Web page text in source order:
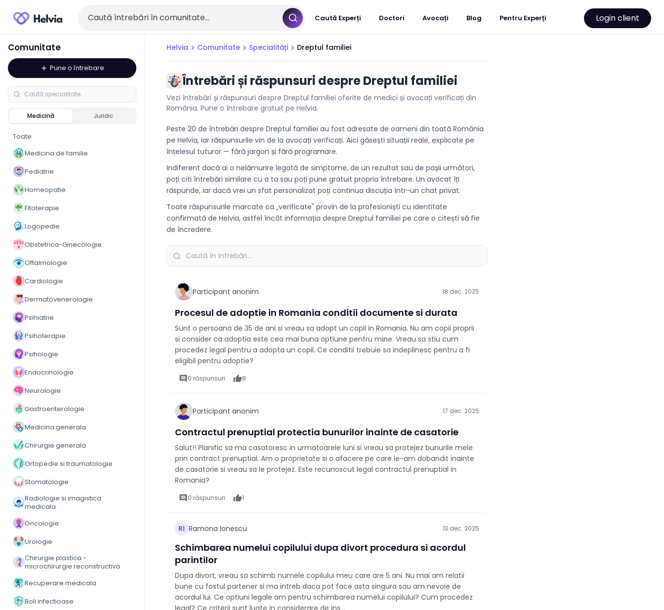
Caută Experți Doctori Avocați Blog Pentru Experți Login client
Comunitate
add Pune o întrebare
Medicină Juridic
Toate
Medicina de familie
Pediatrie
Homeopatie
Fitoterapie
Logopedie
Obstetrica-Ginecologie
Oftalmologie
Cardiologie
Dermatovenerologie
Psihiatrie
Psihoterapie
Psihologie
Endocrinologie
Neurologie
Gastroenterologie
Medicina generala
Chirurgie generala
Ortopedie si traumatologie
Stomatologie
Radiologie si imagistica
medicala
Oncologie
Urologie
Chirurgie plastica -
microchirurgie reconstructiva
Recuperare medicala
Boli infectioase
Helvia chevron_right Comunitate chevron_right Specialități chevron_right Dreptul familiei
Întrebări și răspunsuri despre Dreptul familiei
Vezi întrebări și răspunsuri despre Dreptul familiei oferite de medici și avocați verificați din
România. Pune o întrebare gratuit pe Helvia.
Peste 20 de întrebări despre Dreptul familiei au fost adresate de oameni din toată România
pe Helvia, iar răspunsurile vin de la avocați verificați. Aici găsești situații reale, explicate pe
înțelesul tuturor — fără jargon și fără programare.
Indiferent dacă ai o nelămurire legată de simptome, de un rezultat sau de pașii următori,
poți citi întrebări similare cu a ta sau poți pune gratuit propria întrebare. Un avocat îți
răspunde, iar dacă vrei un sfat personalizat poți continua discuția într-un chat privat.
Toate răspunsurile marcate ca „verificate" provin de la profesioniști cu identitate
confirmată de Helvia, astfel încât informația despre Dreptul familiei pe care o citești să fie
de încredere.
Participant anonim 18 dec. 2025
Procesul de adoptie in Romania conditii documente si durata
Sunt o persoana de 35 de ani si vreau sa adopt un copil in Romania. Nu am copii proprii
si consider ca adoptia este cea mai buna optiune pentru mine. Vreau sa stiu cum
procedez legal pentru a adopta un copil. Ce conditii trebuie sa indeplinesc pentru a fi
eligibil pentru adoptie?
comment 0 răspunsuri thumb_up8
Participant anonim 17 dec. 2025
Contractul prenuptial protectia bunurilor inainte de casatorie
Salut!! Planific sa ma casatoresc in urmatoarele luni si vreau sa protejez bunurile mele
prin contract prenuptial. Am o proprietate si o afacere pe care le-am dobandit inainte
de casatorie si vreau sa le protejez. Este recunoscut legal contractul prenuptial in
Romania?
comment 0 răspunsuri thumb_up1
RI Ramona Ionescu 13 dec. 2025
Schimbarea numelui copilului dupa divort procedura si acordul
parintilor
Dupa divort, vreau sa schimb numele copilului meu care are 5 ani. Nu mai am relatii
bune cu fostul partener si ma intreb daca pot face asta singura sau am nevoie de
acordul lui. Ce optiuni legale am pentru schimbarea numelui copilului? Cum procedez
legal? Ce criterii sunt luate in considerare de ins...